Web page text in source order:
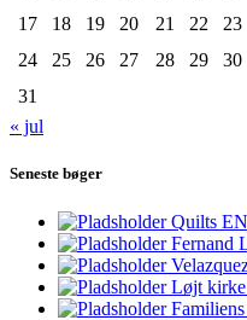
17
18 19 20 21 22
23
24
25 26 27 28 29
30
31
« jul
Seneste bøger
Quilts
Fernand
Løjt kirke